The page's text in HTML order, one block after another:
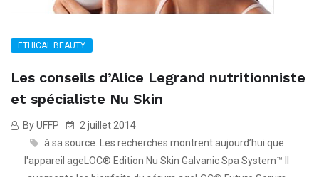
ETHICAL BEAUTY
Les conseils d’Alice Legrand nutritionniste
et spécialiste Nu Skin
By UFFP
2 juillet 2014
à sa source. Les recherches montrent aujourd’hui que
l'appareil ageLOC® Edition Nu Skin Galvanic Spa System™ II